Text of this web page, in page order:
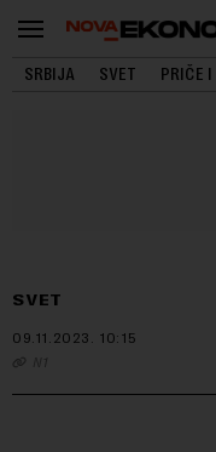
SRBIJA SVET PRIČE
SVET
09.11.2023. 10:15
N1